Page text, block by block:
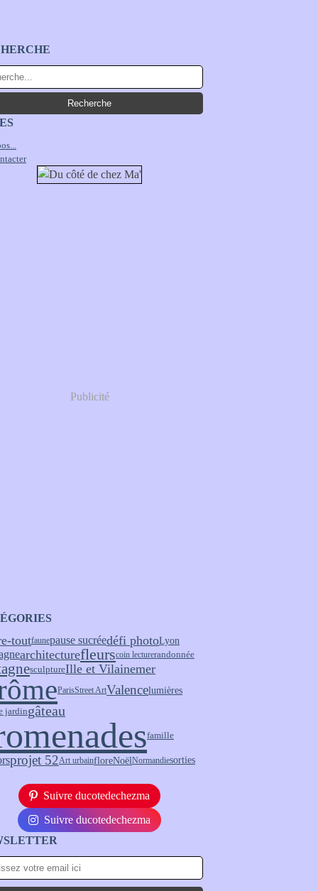
Publicité
toutfaunepause sucréedéfi photoLyon
architecturefleurscoin lecturerandonnée
sculptureIlle et Vilainemer
ParisStreet ArtValencelumières
jardingâteau
famille
projet 52Art urbainfloreNoëlNormandiesorties
Suivre ducotedechezma
Suivre ducotedechezma